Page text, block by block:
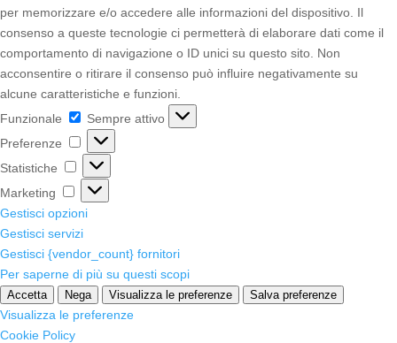
per memorizzare e/o accedere alle informazioni del dispositivo. Il
consenso a queste tecnologie ci permetterà di elaborare dati come il
comportamento di navigazione o ID unici su questo sito. Non
acconsentire o ritirare il consenso può influire negativamente su
alcune caratteristiche e funzioni.
Funzionale
Funzionale
Sempre attivo
Preferenze
Preferenze
Statistiche Statistiche
Marketing
Marketing
Gestisci opzioni
Gestisci servizi
Gestisci {vendor_count} fornitori
Per saperne di più su questi scopi
Accetta Nega Visualizza le preferenze Salva preferenze
Visualizza le preferenze
Cookie Policy